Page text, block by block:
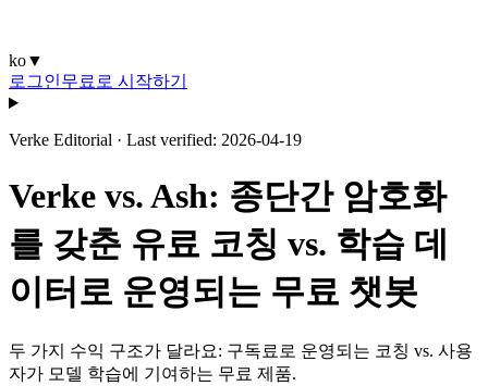
ko▼
로그인무료로 시작하기
Verke Editorial · Last verified: 2026-04-19
Verke vs. Ash: 종단간 암호화
를 갖춘 유료 코칭 vs. 학습 데
이터로 운영되는 무료 챗봇
두 가지 수익 구조가 달라요: 구독료로 운영되는 코칭 vs. 사용
자가 모델 학습에 기여하는 무료 제품.